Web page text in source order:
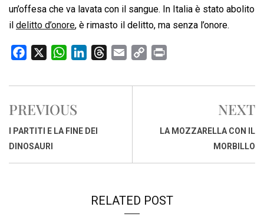
un’offesa che va lavata con il sangue. In Italia è stato abolito
il delitto d’onore, è rimasto il delitto, ma senza l’onore.
c
b
o
o
W
a
s
A
n
d
r
a
p
i
PREVIOUS
I PARTITI E LA FINE DEI
DINOSAURI
NEXT
LA MOZZARELLA CON IL
MORBILLO
RELATED POST